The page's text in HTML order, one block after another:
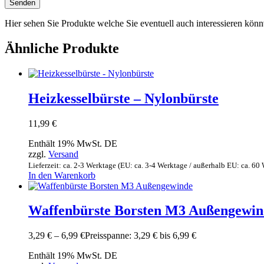
Hier sehen Sie Produkte welche Sie eventuell auch interessieren
Ähnliche Produkte
Heizkesselbürste – Nylonbürste
11,99 €
Enthält 19% MwSt. DE
zzgl. Versand
Lieferzeit: ca. 2-3 Werktage (EU: ca. 3-4 Werktage / außerhalb EU: ca. 60
In den Warenkorb
Waffenbürste Borsten M3
3,29 € – 6,99 €Preisspanne: 3,29 € bis 6,99 €
Enthält 19% MwSt. DE